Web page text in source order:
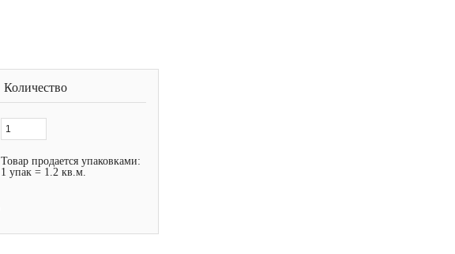
Количество
Товар продается упаковками:
1 упак = 1.2 кв.м.